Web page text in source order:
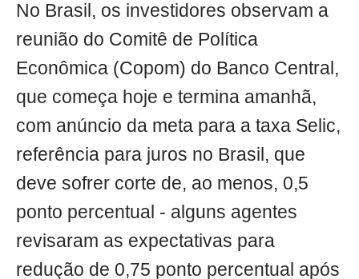
No Brasil, os investidores observam a
reunião do Comitê de Política
Econômica (Copom) do Banco Central,
que começa hoje e termina amanhã,
com anúncio da meta para a taxa Selic,
referência para juros no Brasil, que
deve sofrer corte de, ao menos, 0,5
ponto percentual - alguns agentes
revisaram as expectativas para
redução de 0,75 ponto percentual após